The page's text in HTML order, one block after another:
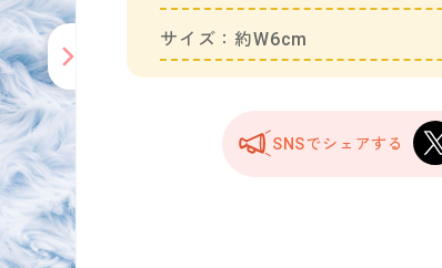
サイズ：約W6cm
SNSでシェアする